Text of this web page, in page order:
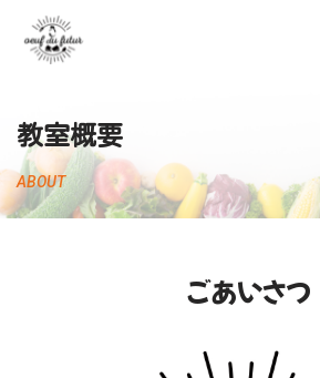
ン
ツ
へ
教室概要
ABOUT
ごあいさつ